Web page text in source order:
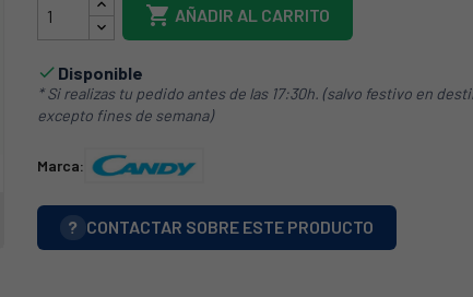
 AÑADIR AL CARRITO
 Disponible
* Si realizas tu pedido antes de las 17:30h. (salvo festivo en
excepto fines de semana)
Marca:
? CONTACTAR SOBRE ESTE PRODUCTO